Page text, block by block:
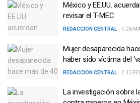
México y EE.UU.
revisar el T-MEC
REDACCION CENTRAL 26
Mujer desaparecida
haber sido víctima del
REDACCION CENTRAL 13
La investigación sobre